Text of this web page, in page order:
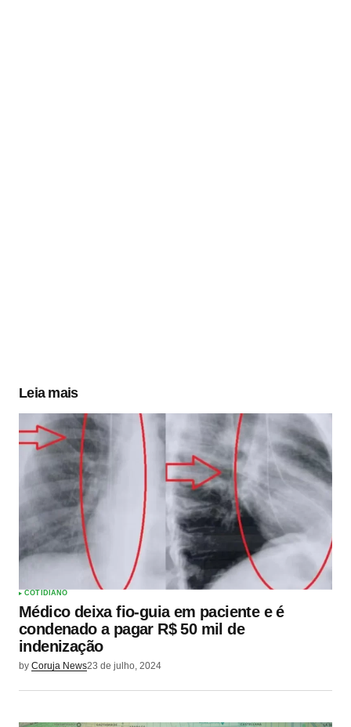
Leia mais
COTIDIANO
Médico deixa fio-guia em paciente e é
condenado a pagar R$ 50 mil de
indenização
by Coruja News23 de julho, 2024